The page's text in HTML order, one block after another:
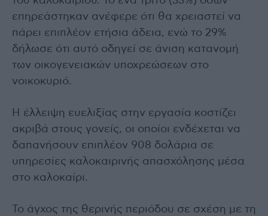
επηρεάστηκαν ανέφερε ότι θα χρειαστεί να
πάρει επιπλέον ετήσια άδεια, ενώ το 29%
δήλωσε ότι αυτό οδηγεί σε άνιση κατανομή
των οικογενειακών υποχρεώσεων στο
νοικοκυριό.
Η έλλειψη ευελιξίας στην εργασία κοστίζει
ακριβά στους γονείς, οι οποίοι ενδέχεται να
δαπανήσουν επιπλέον 908 δολάρια σε
υπηρεσίες καλοκαιρινής απασχόλησης μέσα
στο καλοκαίρι.
Το άγχος της θερινής περιόδου σε σχέση με τη